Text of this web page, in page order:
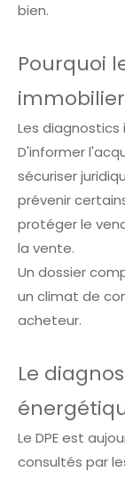
bien.
Pourquoi
Les
D'informer
sécuriser
prévenir
protéger le
la vente.
Un dossier
un climat de
acheteur.
Le
Le DPE est
consultés par